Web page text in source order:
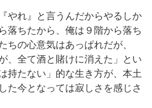
やれ』と言うんだからやるしか
落ちたから、俺は９階から落ち
ちの心意気はあっぱれだが、
、全て酒と賭けに消えた」とい
持たない」的な生き方が、本土
た今となっては寂しさを感じさ